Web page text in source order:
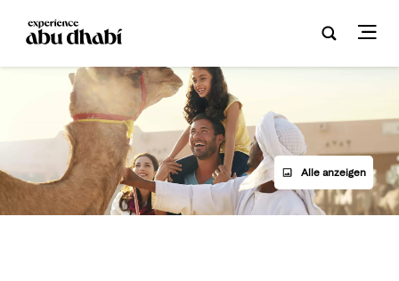
Alle anzeigen